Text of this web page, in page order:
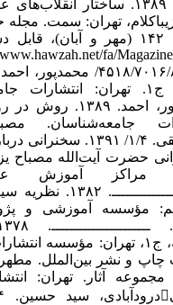
ساختار انقلاب‌های علمی. ترجمۀ
سعید زیباکلام، تهران: سمت. مجله حوزه. ۱۳۸۶.
(مهر و آبان)، قابل دسترسی در:
http://
۴۵۱۸/۷۰۱۶/۸۵۰۶۵/ محمدپور، احمد. ۱۳۸۹. ضد
تهران: انتشارات جامعه‌شناسان.
محمدپور، احمد. ۱۳۸۹. روش در روش. تهران:
مصباح یزدی،
محمدتقی. ۱/۴/ ۱۳۹۱. سخنرانی درباره علم دینی
مصباح یزدی در جمع
آموزش عالی قم.
ــــــــــــــــــــــ. ۱۳۸۲. نظریه سیاسی اسلام.
آموزشی و پژوهشی امام
خمینی. ــــــــــــــــــــــ. ۱۳۷۸. آموزش
تهران: مؤسسه انتشارات امیرکبیر،
مطهری، مرتضی.
آثار. تهران: انتشارات صدرا.
همدانیدرودآبادی، سید حسین. ۱۳۸۴. شرح